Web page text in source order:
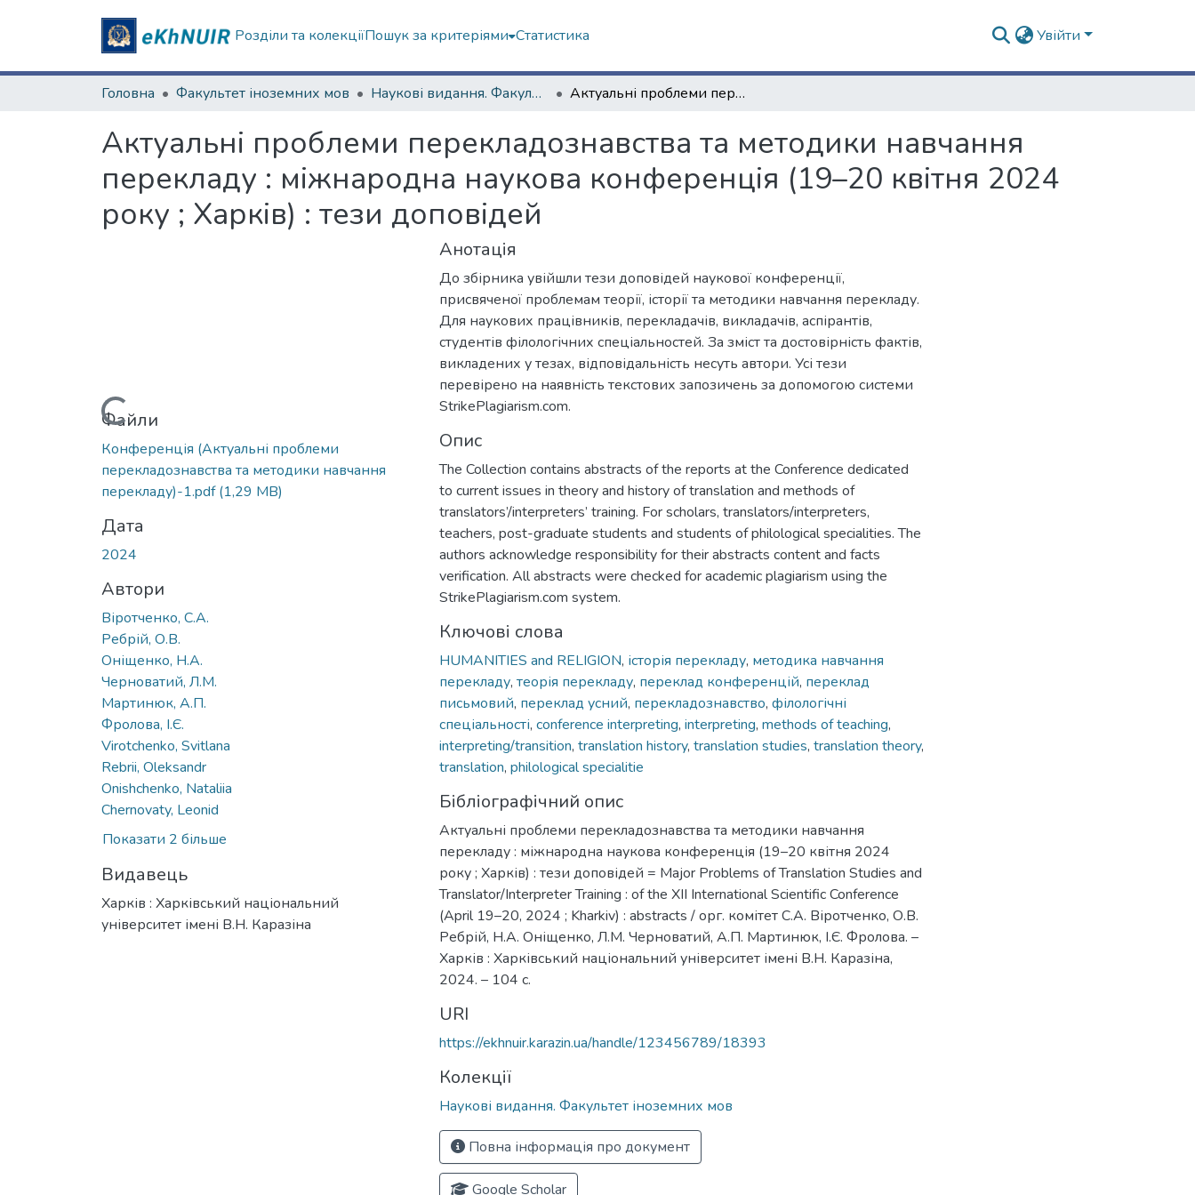
Розділи та колекціїПошук за критеріями Статистика Увійти
Головна Факультет іноземних мов Наукові видання. Факультет іноземних мов Актуальні проблеми перекладознавства та методики навчання перекладу : міжнародна наукова конференція (19–20 квітня 2024 року ; Харків) : тези доповідей
Актуальні проблеми перекладознавства та методики навчання
перекладу : міжнародна наукова конференція (19–20 квітня 2024
року ; Харків) : тези доповідей
Вантажиться...
Файли
Конференція (Актуальні проблеми
перекладознавства та методики навчання
перекладу)-1.pdf(1,29 MB)
Дата
2024
Автори
Віротченко, С.А.
Ребрій, О.В.
Оніщенко, Н.А.
Черноватий, Л.М.
Мартинюк, А.П.
Фролова, І.Є.
Virotchenko, Svitlana
Rebrii, Oleksandr
Onishchenko, Nataliia
Chernovaty, Leonid
Показати 2 більше
Видавець
Харків : Харківський національний
університет імені В.Н. Каразіна
Анотація
До збірника увійшли тези доповідей наукової конференції,
присвяченої проблемам теорії, історії та методики навчання перекладу.
Для наукових працівників, перекладачів, викладачів, аспірантів,
студентів філологічних спеціальностей. За зміст та достовірність фактів,
викладених у тезах, відповідальність несуть автори. Усі тези
перевірено на наявність текстових запозичень за допомогою системи
StrikePlagiarism.com.
Опис
The Collection contains abstracts of the reports at the Conference dedicated
to current issues in theory and history of translation and methods of
translators’/interpreters’ training. For scholars, translators/interpreters,
teachers, post-graduate students and students of philological specialities. The
authors acknowledge responsibility for their abstracts content and facts
verification. All abstracts were checked for academic plagiarism using the
StrikePlagiarism.com system.
Ключові слова
HUMANITIES and RELIGION, історія перекладу, методика навчання
перекладу, теорія перекладу, переклад конференцій, переклад
письмовий, переклад усний, перекладознавство, філологічні
спеціальності, conference interpreting, interpreting, methods of teaching,
interpreting/transition, translation history, translation studies, translation theory,
translation, philological specialitie
Бібліографічний опис
Актуальні проблеми перекладознавства та методики навчання
перекладу : міжнародна наукова конференція (19–20 квітня 2024
року ; Харків) : тези доповідей = Major Problems of Translation Studies and
Translator/Interpreter Training : of the XII International Scientific Conference
(April 19–20, 2024 ; Kharkiv) : аbstracts / орг. комітет С.А. Віротченко, О.В.
Ребрій, Н.А. Оніщенко, Л.М. Черноватий, А.П. Мартинюк, І.Є. Фролова. –
Харків : Харківський національний університет імені В.Н. Каразіна,
2024. – 104 с.
URI
https://ekhnuir.karazin.ua/handle/123456789/18393
Колекції
Наукові видання. Факультет іноземних мов
Повна інформація про документ
Google Scholar